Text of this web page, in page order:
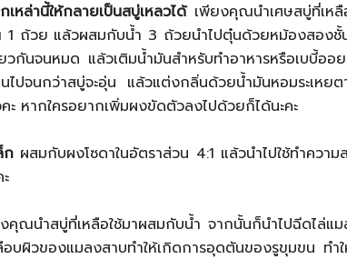
หล่านี้ให้กลายเป็นสบู่เหลวได้เพียงคุณนำเศษสบู่ที่เห
1 ถ้วย แล้วผสมกับน้ำ 3 ถ้วยนำไปตุ๋นด้วยหม้องสอง
วกันจนหมด แล้วเติมน้ำมันสำหรับทำอาหารหรือเบบี้ออ
ไปจนกว่าสบู่จะอุ่น แล้วแต่งกลิ่นด้วยน้ำมันหอมระเหย
ะ หากใครอยากเพิ่มผงขัดตัวลงไปด้วยก็ได้นะคะ
กผสมกับผงโซดาในอัตราส่วน 4:1 แล้วนำไปใช้ทำควา
ณนำสบู่ที่เหลือใช้มาผสมกับน้ำ จากนั้นก็นำไปฉีดไล่แ
อบผิวของแมลงสาบทำให้เกิดการอุดตันของรูขุมขน ทำ